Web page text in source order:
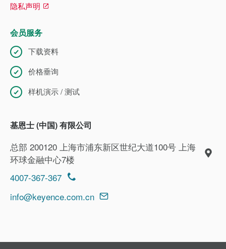
隐私声明
会员服务
下载资料
价格垂询
样机演示 / 测试
基恩士 (中国) 有限公司
总部 200120 上海市浦东新区世纪大道100号 上海
环球金融中心7楼
4007-367-367
info@keyence.com.cn